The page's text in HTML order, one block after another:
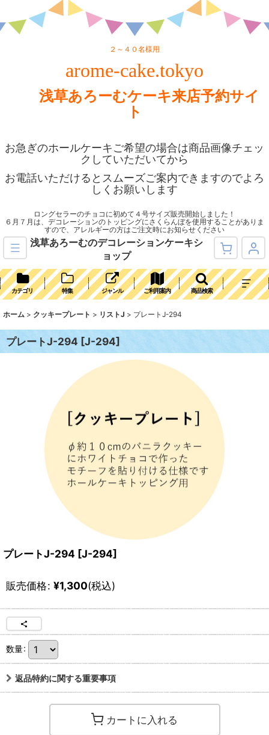
２～４０名様用
arome-cake.tokyo
浅草あろーむケーキ来店予約サイ
ト
お急ぎのホールケーキご希望の場合は商品画像チェッ
クしていただいてから
お電話いただけるとスムーズご案内できますのでよろ
しくお願いします
ロングセラーのチョコに初めて４号サイズ販売開始しました！
６月７月は、デコレーションのトッピングにさくらんぼを使用することがありま
すので、アレルギーの方はご注文時にお知らせください
浅草あろーむのデコレーションケーキシ
ョップ
カテゴリ 特集 ジャンル ご利用案内 商品検索
ホーム > クッキープレート > リストJ > プレートJ-294
プレートJ-294 [J-294]
プレートJ-294 [J-294]
販売価格: ¥1,300(税込)
数量:
返品特約に関する重要事項
カートに入れる